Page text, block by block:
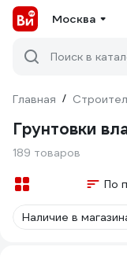
Москва
Поиск в
Главная /
Грунтовки
189 товаров
По
Наличие в